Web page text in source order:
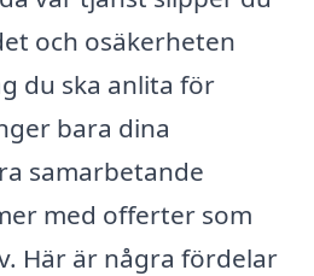
och osäkerheten
du ska anlita för
bara dina
samarbetande
med offerter som
Här är några fördelar